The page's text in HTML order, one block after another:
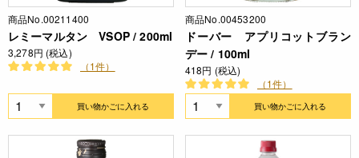
商品No.00211400
レミーマルタン VSOP / 200ml
3,278円 (税込)
（1件）
買い物かごに入れる
商品No.00453200
ドーバー アプリコットブラン
デー / 100ml
418円 (税込)
（1件）
買い物かごに入れる